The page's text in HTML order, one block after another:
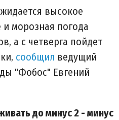
высокое
морозная погода
а с четверга пойдет
сообщил ведущий
"Фобос" Евгений
до минус 2 - минус